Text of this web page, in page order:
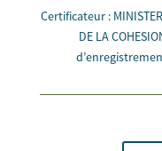
Certificateur :
DE LA